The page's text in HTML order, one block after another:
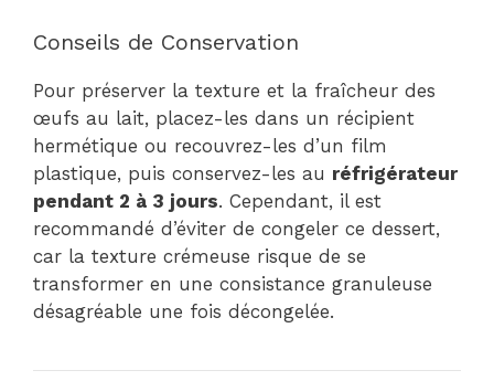
Conseils de Conservation
Pour préserver la texture et la fraîcheur des
œufs au lait, placez-les dans un récipient
hermétique ou recouvrez-les d’un film
plastique, puis conservez-les au réfrigérateur
pendant 2 à 3 jours. Cependant, il est
recommandé d’éviter de congeler ce dessert,
car la texture crémeuse risque de se
transformer en une consistance granuleuse
désagréable une fois décongelée.